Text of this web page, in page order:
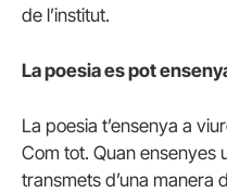
de l’institut.
La poesia es pot
La poesia t’ensenya a
Com tot. Quan ensenyes
transmets d’una manera